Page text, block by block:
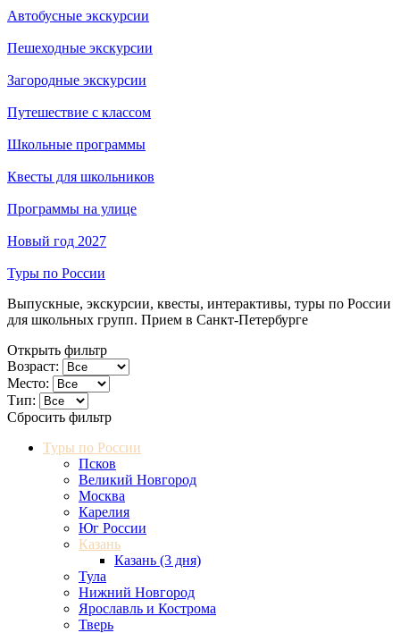
Автобусные экскурсии
Пешеходные экскурсии
Загородные экскурсии
Путешествие с классом
Школьные программы
Квесты для школьников
Программы на улице
Новый год 2027
Туры по России
Выпускные, экскурсии, квесты, интерактивы, туры по России
для школьных групп. Прием в Санкт-Петербурге
Открыть фильтр
Возраст:
Место:
Тип:
Сбросить фильтр
Туры по России
Псков
Великий Новгород
Москва
Карелия
Юг России
Казань
Казань (3 дня)
Тула
Нижний Новгород
Ярославль и Кострома
Тверь